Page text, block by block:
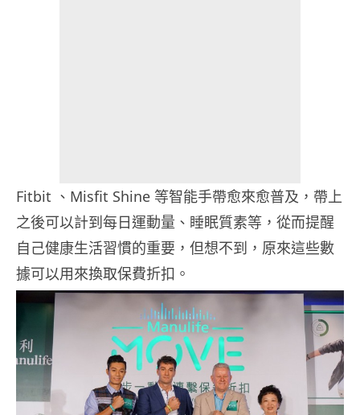
Fitbit 、Misfit Shine 等智能手帶愈來愈普及，帶上
之後可以計到每日運動量、睡眠質素等，從而提醒
自己健康生活習慣的重要，但想不到，原來這些數
據可以用來換取保費折扣。